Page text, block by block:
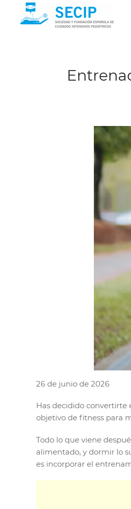
26 de junio de 2026
Has decidido convertirte
objetivo de fitness para
Todo lo que viene
alimentado, y dormir lo
es incorporar el